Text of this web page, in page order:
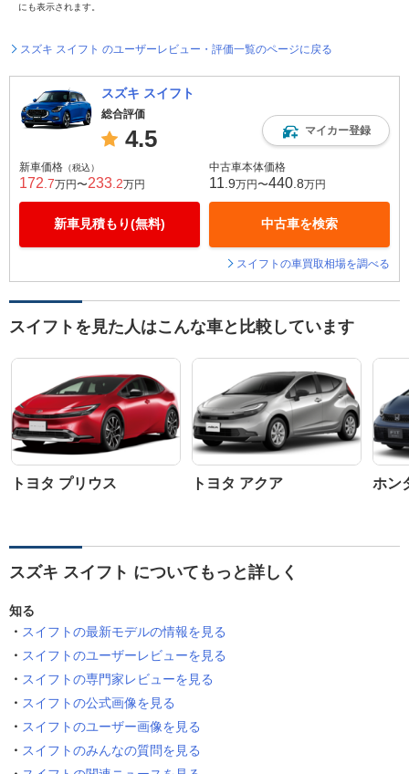
にも表示されます。
スズキ スイフト のユーザーレビュー・評価一覧のページに戻る
スズキ スイフト
総合評価
4.5 マイカー登録
新車価格 （税込）
172 .7万円〜233 .2万円
新車見積もり(無料)
中古車本体価格
11 .9万円〜440 .8万円
中古車を検索
スイフトの車買取相場を調べる
スイフトを見た人はこんな車と比較しています
トヨタ プリウス トヨタ アクア ホン
スズキ スイフト についてもっと詳しく
知る
スイフトの最新モデルの情報を見る
スイフトのユーザーレビューを見る
スイフトの専門家レビューを見る
スイフトの公式画像を見る
スイフトのユーザー画像を見る
スイフトのみんなの質問を見る